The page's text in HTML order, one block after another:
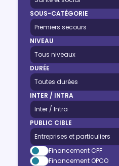
SOUS-CATÉGORIE
NIVEAU
DURÉE
INTER / INTRA
PUBLIC CIBLE
Financement CPF
Financement OPCO